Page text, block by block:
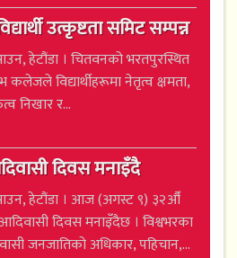
उत्कृष्टता समिट सम्पन्न
हेटौंडा । चितवनको भरतपुरस्थित
कलेजले विद्यार्थीहरूमा नेतृत्व क्षमता,
निखार र...
दिवस मनाइँदै
हेटौंडा । आज (अगस्ट ९) ३२औँ
दिवस मनाइँदैछ । विश्वभरका
जनजातिको अधिकार, पहिचान,...